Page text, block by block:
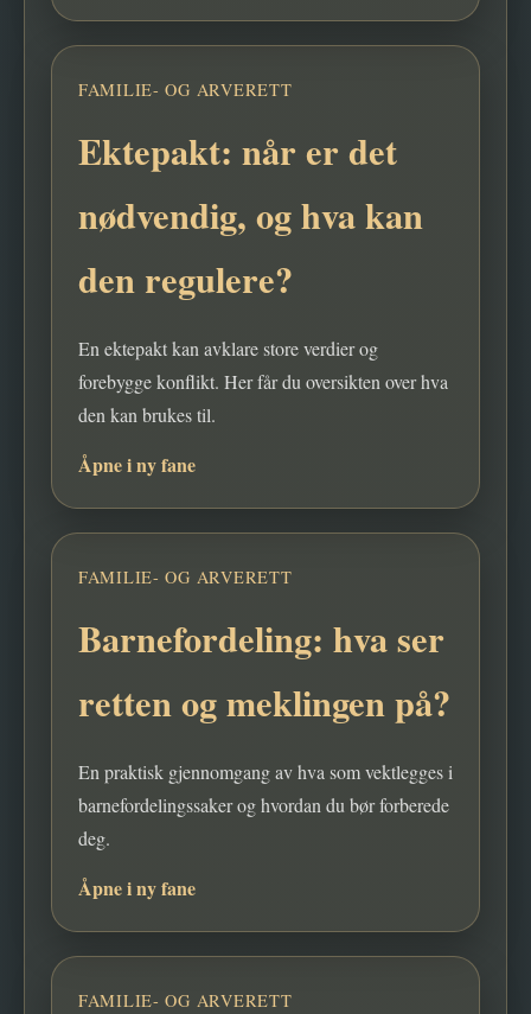
FAMILIE- OG ARVERETT
Ektepakt: når er det
nødvendig, og hva kan
den regulere?
En ektepakt kan avklare store verdier og
forebygge konflikt. Her får du oversikten over hva
den kan brukes til.
Åpne i ny fane
FAMILIE- OG ARVERETT
Barnefordeling: hva ser
retten og meklingen på?
En praktisk gjennomgang av hva som vektlegges i
barnefordelingssaker og hvordan du bør forberede
deg.
Åpne i ny fane
FAMILIE- OG ARVERETT